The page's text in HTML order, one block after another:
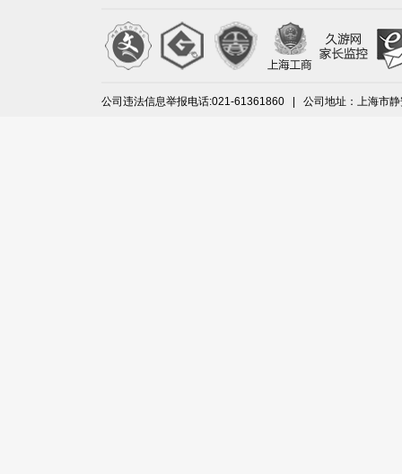
公司违法信息举报电话:021-61361860 | 公司地址：上海市